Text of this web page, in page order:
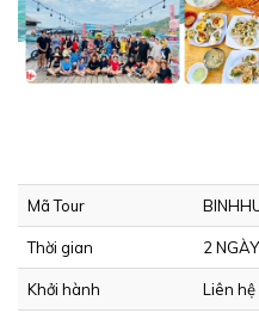
Mã Tour
Thời gian 2
Khởi hành Liên hệ